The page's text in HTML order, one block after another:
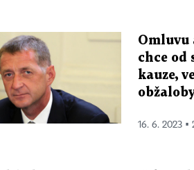
Omluvu
chce od
kauze,
16. 6. 2023 ▪